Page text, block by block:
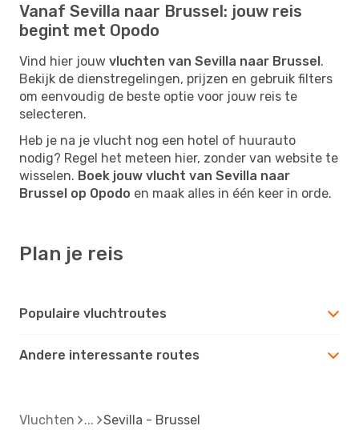
Vanaf Sevilla naar Brussel: jouw reis
begint met Opodo
Vind hier jouw vluchten van Sevilla naar Brussel.
Bekijk de dienstregelingen, prijzen en gebruik filters
om eenvoudig de beste optie voor jouw reis te
selecteren.
Heb je na je vlucht nog een hotel of huurauto
nodig? Regel het meteen hier, zonder van website te
wisselen. Boek jouw vlucht van Sevilla naar
Brussel op Opodo en maak alles in één keer in orde.
Plan je reis
Populaire vluchtroutes
Andere interessante routes
Vluchten Sevilla - Brussel